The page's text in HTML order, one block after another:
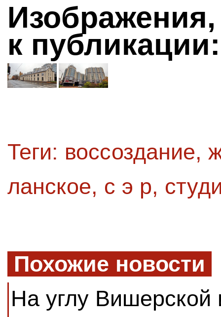
к публикации:
Теги: воссоздание,
ланское, с э р,
Похожие новости
На углу Вишерской